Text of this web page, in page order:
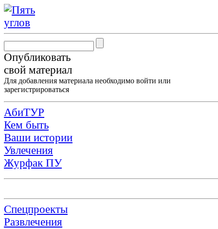
Опубликовать
свой материал
Для добавления материала необходимо войти или
зарегистрироваться
АбиТУР
Кем быть
Ваши истории
Увлечения
Журфак ПУ
Спецпроекты
Развлечения